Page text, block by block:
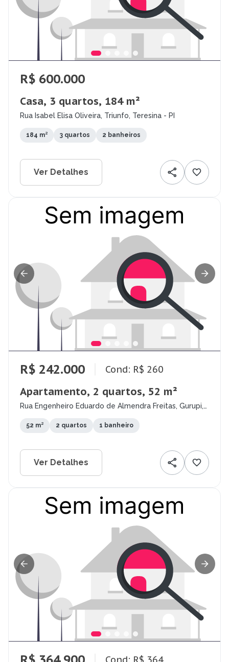
R$ 600.000
Casa, 3 quartos, 184 m²
Rua Isabel Elisa Oliveira, Triunfo, Teresina - PI
184 m² 3 quartos 2 banheiros
Ver Detalhes
R$ 242.000 Cond: R$ 260
Apartamento, 2 quartos, 52 m²
Rua Engenheiro Eduardo de Almendra Freitas, Gurupi,
52 m² 2 quartos 1 banheiro
Ver Detalhes
Cond: R$ 364